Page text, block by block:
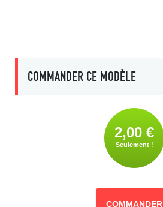
COMMANDER CE MODÈLE
2,00 €
Seulement !
COMMANDER